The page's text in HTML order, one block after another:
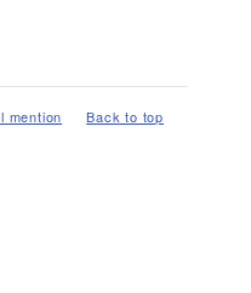
Back to top
mention